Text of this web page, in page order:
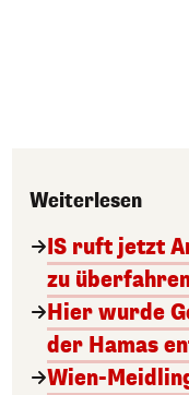
Weiterlesen
IS ruft jetzt
zu
Hier wurde
der Hamas
Wien-